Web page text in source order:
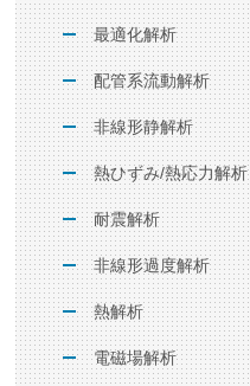
最適化解析
配管系流動解析
非線形静解析
熱ひずみ/熱応力解析
耐震解析
非線形過度解析
熱解析
電磁場解析